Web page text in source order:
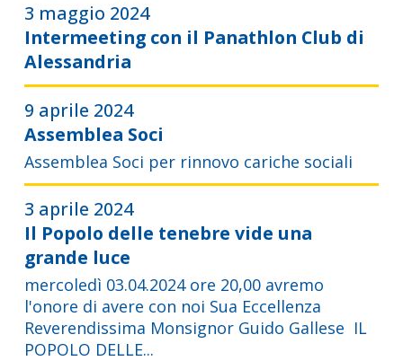
3 maggio 2024
Intermeeting con il Panathlon Club di
Alessandria
9 aprile 2024
Assemblea Soci
Assemblea Soci per rinnovo cariche sociali
3 aprile 2024
Il Popolo delle tenebre vide una
grande luce
mercoledì 03.04.2024 ore 20,00 avremo
l'onore di avere con noi Sua Eccellenza
Reverendissima Monsignor Guido Gallese IL
POPOLO DELLE...